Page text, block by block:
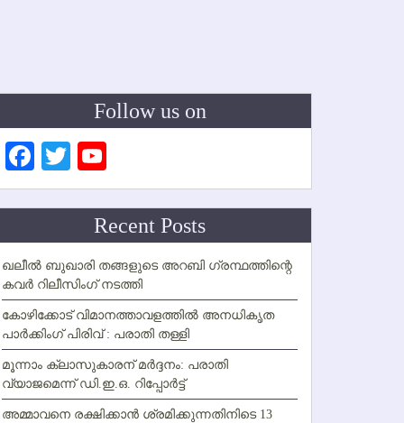
Follow us on
Facebook
Twitter
Channel
Recent Posts
ഖലീല്‍ ബുഖാരി തങ്ങളുടെ അറബി ഗ്രന്ഥത്തിന്റെ
കവര്‍ റിലീസിംഗ് നടത്തി
കോഴിക്കോട് വിമാനത്താവളത്തില്‍ അനധികൃത
പാര്‍ക്കിംഗ് പിരിവ് : പരാതി തള്ളി
മൂന്നാം ക്ലാസുകാരന് മര്‍ദ്ദനം: പരാതി
വ്യാജമെന്ന് ഡി.ഇ.ഒ. റിപ്പോര്‍ട്ട്
അമ്മാവനെ രക്ഷിക്കാന്‍ ശ്രമിക്കുന്നതിനിടെ 13